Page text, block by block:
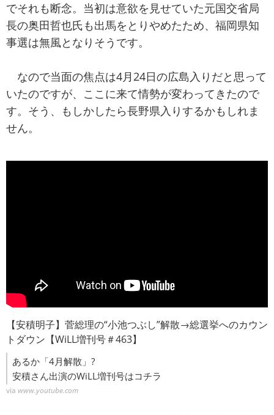
でそれも断念。当初は意欲を見せていた元国交省局
長の奥田哲也氏も出馬をとりやめたため、福岡県知
事選は無風となりそうです。
なので当面の焦点は4月24日の広島入りだと思って
いたのですが、ここに来て情勢が変わってきたので
す。そう、もしかしたら長野県入りするかもしれま
せん。
【安積明子】菅総理の“小池つぶし”解散→総選挙へのカウン
トダウン【WiLL増刊号＃463】
あるか「4月解散」?
安積さん出演のWiLL増刊号はコチラ
via www.youtube.com